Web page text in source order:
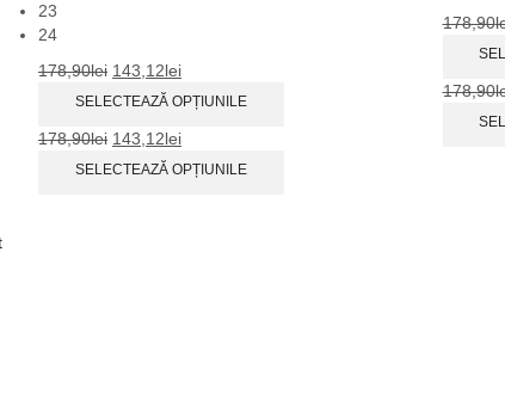
23
24
178,90lei 143,12lei
SELECTEAZĂ OPȚIUNILE
178,90lei 143,12lei
SELECTEAZĂ OPȚIUNILE
178,90
178,90